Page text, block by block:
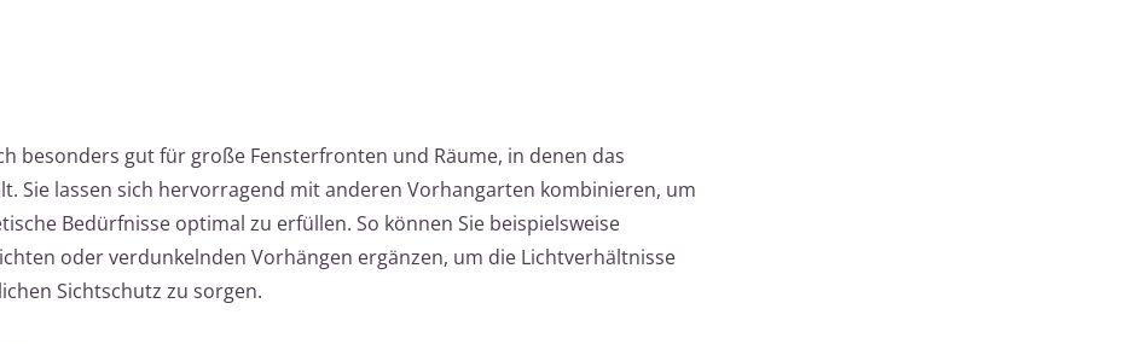
besonders gut für große Fensterfronten und Räume, in denen das
Sie lassen sich hervorragend mit anderen Vorhangarten kombinieren, um
Bedürfnisse optimal zu erfüllen. So können Sie beispielsweise
oder verdunkelnden Vorhängen ergänzen, um die Lichtverhältnisse
Sichtschutz zu sorgen.